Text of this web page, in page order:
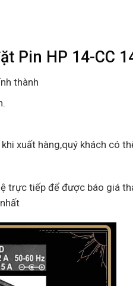
Pin HP 14-CC
thành
xuất hàng,quý khách có
trực tiếp để được báo giá